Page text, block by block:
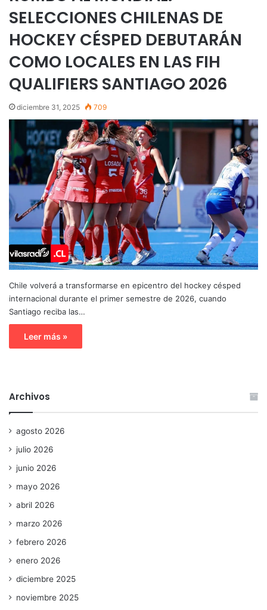
SELECCIONES CHILENAS DE
HOCKEY CÉSPED DEBUTARÁN
COMO LOCALES EN LAS FIH
QUALIFIERS SANTIAGO 2026
diciembre 31, 2025 709
Chile volverá a transformarse en epicentro del hockey césped
internacional durante el primer semestre de 2026, cuando
Santiago reciba las…
Leer más »
Archivos
agosto 2026
julio 2026
junio 2026
mayo 2026
abril 2026
marzo 2026
febrero 2026
enero 2026
diciembre 2025
noviembre 2025